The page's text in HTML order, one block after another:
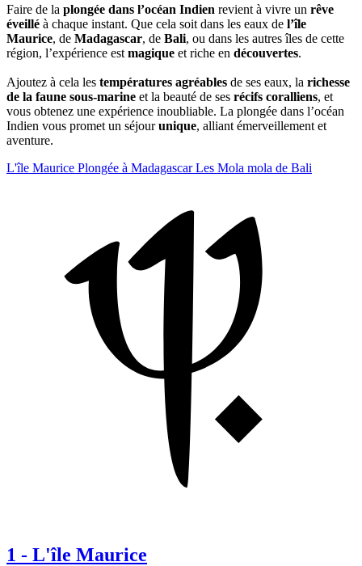
Faire de la plongée dans l’océan Indien revient à vivre un rêve
éveillé à chaque instant. Que cela soit dans les eaux de l’île
Maurice, de Madagascar, de Bali, ou dans les autres îles de cette
région, l’expérience est magique et riche en découvertes.
Ajoutez à cela les températures agréables de ses eaux, la richesse
de la faune sous-marine et la beauté de ses récifs coralliens, et
vous obtenez une expérience inoubliable. La plongée dans l’océan
Indien vous promet un séjourunique, alliant émerveillement et
aventure.
L'île Maurice Plongée à MadagascarLes Mola mola de Bali
1 - L'île Maurice